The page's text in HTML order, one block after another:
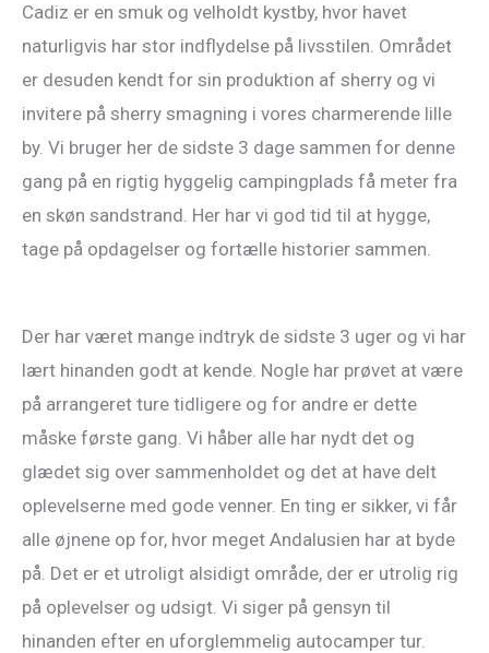
Cadiz er en smuk og velholdt kystby, hvor havet
naturligvis har stor indflydelse på livsstilen. Området
er desuden kendt for sin produktion af sherry og vi
invitere på sherry smagning i vores charmerende lille
by. Vi bruger her de sidste 3 dage sammen for denne
gang på en rigtig hyggelig campingplads få meter fra
en skøn sandstrand. Her har vi god tid til at hygge,
tage på opdagelser og fortælle historier sammen.
Der har været mange indtryk de sidste 3 uger og vi har
lært hinanden godt at kende. Nogle har prøvet at være
på arrangeret ture tidligere og for andre er dette
måske første gang. Vi håber alle har nydt det og
glædet sig over sammenholdet og det at have delt
oplevelserne med gode venner. En ting er sikker, vi får
alle øjnene op for, hvor meget Andalusien har at byde
på. Det er et utroligt alsidigt område, der er utrolig rig
på oplevelser og udsigt. Vi siger på gensyn til
hinanden efter en uforglemmelig autocamper tur.